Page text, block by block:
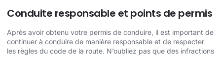
Conduite responsable et points de permis
Après avoir obtenu votre permis de conduire, il est important de
continuer à conduire de manière responsable et de respecter
les règles du code de la route. N’oubliez pas que des infractions